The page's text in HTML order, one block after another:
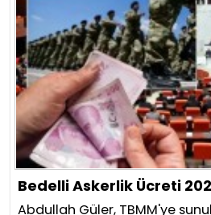
Bedelli Askerlik Ücreti
Abdullah Güler, TBMM'ye